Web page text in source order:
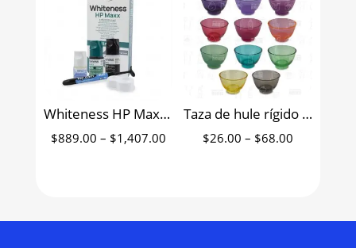
Whiteness HP Maxx kit blanqueamiento a base de peróxido de hidrógeno al 35% FGM
$889.00 – $1,407.00Price
$1,407.00
Taza de hule rígido para yeso
$26.00 – $68.00Price
$68.00